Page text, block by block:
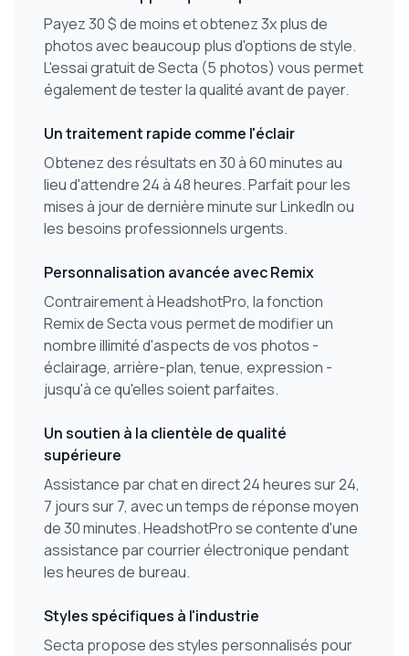
Payez 30 $ de moins et obtenez 3x plus de
photos avec beaucoup plus d'options de style.
L'essai gratuit de Secta (5 photos) vous permet
également de tester la qualité avant de payer.
Un traitement rapide comme l'éclair
Obtenez des résultats en 30 à 60 minutes au
lieu d'attendre 24 à 48 heures. Parfait pour les
mises à jour de dernière minute sur LinkedIn ou
les besoins professionnels urgents.
Personnalisation avancée avec Remix
Contrairement à HeadshotPro, la fonction
Remix de Secta vous permet de modifier un
nombre illimité d'aspects de vos photos -
éclairage, arrière-plan, tenue, expression -
jusqu'à ce qu'elles soient parfaites.
Un soutien à la clientèle de qualité
supérieure
Assistance par chat en direct 24 heures sur 24,
7 jours sur 7, avec un temps de réponse moyen
de 30 minutes. HeadshotPro se contente d'une
assistance par courrier électronique pendant
les heures de bureau.
Styles spécifiques à l'industrie
Secta propose des styles personnalisés pour